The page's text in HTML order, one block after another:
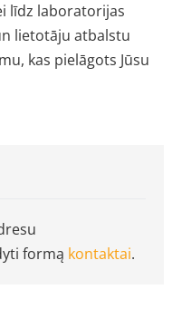
formą kontaktai.
līdz laboratorijas
lietotāju atbalstu
kas pielāgots Jūsu